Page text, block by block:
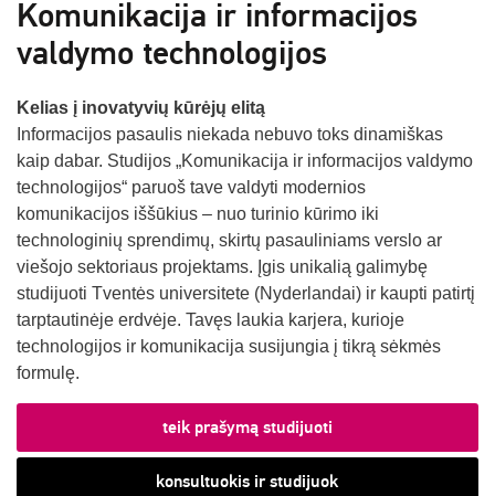
Komunikacija ir informacijos
valdymo technologijos
Kelias į inovatyvių kūrėjų elitą
Informacijos pasaulis niekada nebuvo toks dinamiškas
kaip dabar. Studijos „Komunikacija ir informacijos valdymo
technologijos“ paruoš tave valdyti modernios
komunikacijos iššūkius – nuo turinio kūrimo iki
technologinių sprendimų, skirtų pasauliniams verslo ar
viešojo sektoriaus projektams. Įgis unikalią galimybę
studijuoti Tventės universitete (Nyderlandai) ir kaupti patirtį
tarptautinėje erdvėje. Tavęs laukia karjera, kurioje
technologijos ir komunikacija susijungia į tikrą sėkmės
formulę.
teik prašymą studijuoti
konsultuokis ir studijuok